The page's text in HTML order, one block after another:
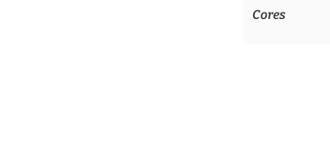
Cores